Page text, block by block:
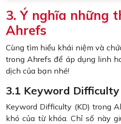
3. Ý nghĩa những
Ahrefs
Cùng tìm hiểu khái niệm và
trong Ahrefs để áp dụng linh
dịch của bạn nhé!
3.1 Keyword Difficulty
Keyword Difficulty (KD) trong
khó của từ khóa. Chỉ số này